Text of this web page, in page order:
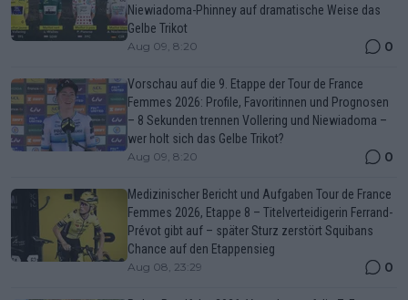
Niewiadoma-Phinney auf dramatische Weise das
Gelbe Trikot
Aug 09, 8:20 0
Vorschau auf die 9. Etappe der Tour de France
Femmes 2026: Profile, Favoritinnen und Prognosen
– 8 Sekunden trennen Vollering und Niewiadoma –
wer holt sich das Gelbe Trikot?
Aug 09, 8:20 0
Medizinischer Bericht und Aufgaben Tour de France
Femmes 2026, Etappe 8 – Titelverteidigerin Ferrand-
Prévot gibt auf – später Sturz zerstört Squibans
Chance auf den Etappensieg
Aug 08, 23:29 0